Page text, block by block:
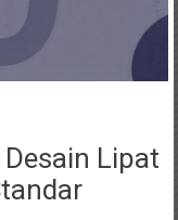
Lipat